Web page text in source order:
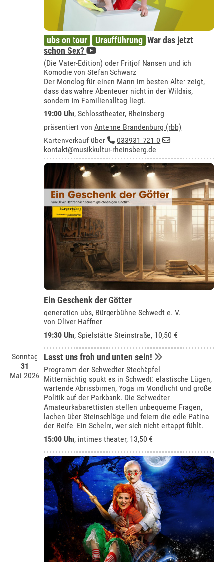
ubs on tour Uraufführung War das jetzt
schon Sex?
(Die Vater-Edition) oder Fritjof Nansen und ich
Komödie von Stefan Schwarz
Der Monolog für einen Mann im besten Alter zeigt,
dass das wahre Abenteuer nicht in der Wildnis,
sondern im Familienalltag liegt.
19:00 Uhr,Schlosstheater, Rheinsberg
präsentiert vonAntenne Brandenburg (rbb)
Kartenverkauf über
033931 721-0
kontakt@musikkultur-rheinsberg.de
Ein Geschenk der Götter
generation ubs, Bürgerbühne Schwedt e. V.
von Oliver Haffner
19:30 Uhr, Spielstätte Steinstraße, 10,50 €
Sonntag
31
Mai 2026
Lasst uns froh und unten sein!
Programm der Schwedter Stechäpfel
Mitternächtig spukt es in Schwedt: elastische Lügen,
wartende Abrissbirnen, Yoga im Mondlicht und große
Politik auf der Parkbank. Die Schwedter
Amateurkabarettisten stellen unbequeme Fragen,
lachen über Steinschläge und feiern die edle Patina
der Reife. Ein Schelm, wer sich nicht ertappt fühlt.
15:00 Uhr, intimes theater, 13,50 €